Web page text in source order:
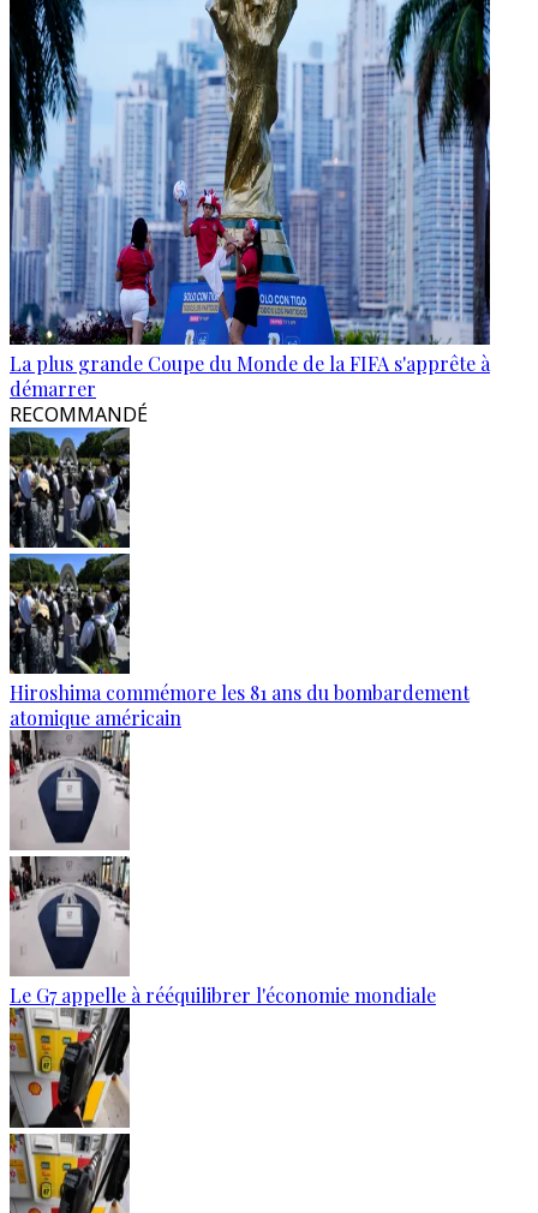
La plus grande Coupe du Monde de la FIFA s'apprête à
démarrer
RECOMMANDÉ
Hiroshima commémore les 81 ans du bombardement
atomique américain
Le G7 appelle à rééquilibrer l'économie mondiale